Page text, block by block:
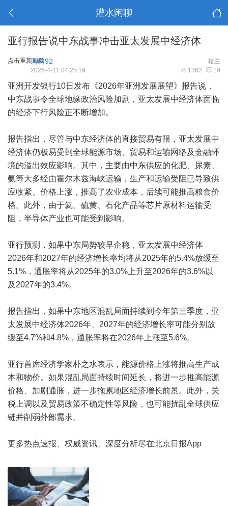
灌水闲聊
亚行报告说中东战事冲击亚太发展中经济体
点击重新加载 楼主
唐莉92
1362 19
2026-4-11 04:25:19
亚洲开发银行10日发布《2026年亚洲发展展望》报告说，
中东战事令全球地缘政治风险加剧，亚太发展中经济体面临
的经济下行风险正不断增加。
报告指出，尽管与中东经济体的直接贸易有限，亚太发展中
经济体仍极易受到全球能源市场、贸易和运输网络及金融环
境的溢出效应影响。其中，主要由中东供应的化肥、尿素、
氨等大多经由霍尔木兹海峡运输，生产和运输受阻已导致供
应收紧、价格上涨，推高了农业成本，后续可能推高粮食价
格。此外，由于氦、硫黄、石化产品等芯片原材料运输受
阻，半导体产业也可能受到影响。
亚行预测，如果中东局势较早企稳，亚太发展中经济体
2026年和2027年的经济增长率均将从2025年的5.4%放缓至
5.1%，通胀率将从2025年的3.0%上升至2026年的3.6%以
及2027年的3.4%。
报告指出，如果中东地区混乱局面持续到今年第三季度，亚
太发展中经济体2026年、2027年的经济增长率可能分别放
缓至4.7%和4.8%，通胀率将在2026年上涨至5.6%。
亚行首席经济学家朴之水表示，能源价格上涨将推高生产成
本和物价。如果混乱局面持续时间延长，将进一步推高能源
价格、加剧通胀，进一步拖累地区经济增长前景。此外，关
税上调以及贸易政策不确定性等风险，也可能扰乱全球供应
链并削弱外部需求。
更多热点速报、权威资讯、深度分析尽在北京日报App